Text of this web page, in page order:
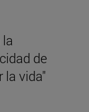
de
la vida"